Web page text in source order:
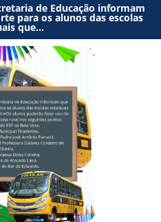
de Educação informam
para os alunos das escolas
que…